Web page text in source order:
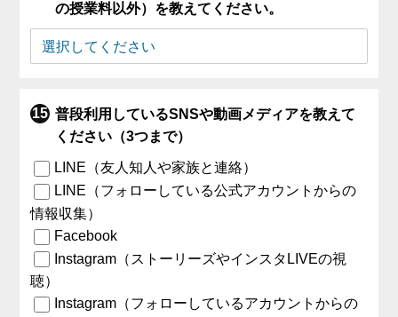
の授業料以外）を教えてください。
普段利用しているSNSや動画メディアを教えて
ください（3つまで）
LINE（友人知人や家族と連絡）
LINE（フォローしている公式アカウントからの
情報収集）
Facebook
Instagram（ストーリーズやインスタLIVEの視
聴）
Instagram（フォローしているアカウントからの